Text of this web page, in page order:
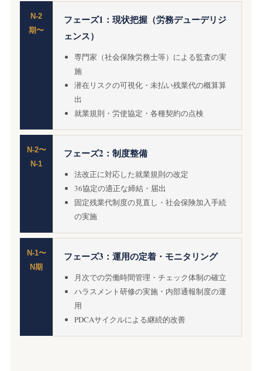
N-2
期〜
フェーズ1：現状把握（労務デューデリジ
ェンス）
専門家（社会保険労務士等）による監査の実
施
潜在リスクの可視化・未払い残業代の概算算
出
就業規則・労使協定・各種契約の点検
N-2〜
N-1
フェーズ2：制度整備
法改正に対応した就業規則の改定
36協定の適正な締結・届出
固定残業代制度の見直し・社会保険加入手続
の実施
N-1〜
N期
フェーズ3：運用の定着・モニタリング
月次での労働時間管理・チェック体制の確立
ハラスメント研修の実施・内部通報制度の運
用
PDCAサイクルによる継続的改善